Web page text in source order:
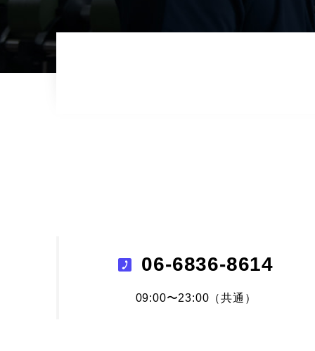
06-6836-8614
09:00〜23:00（共通）